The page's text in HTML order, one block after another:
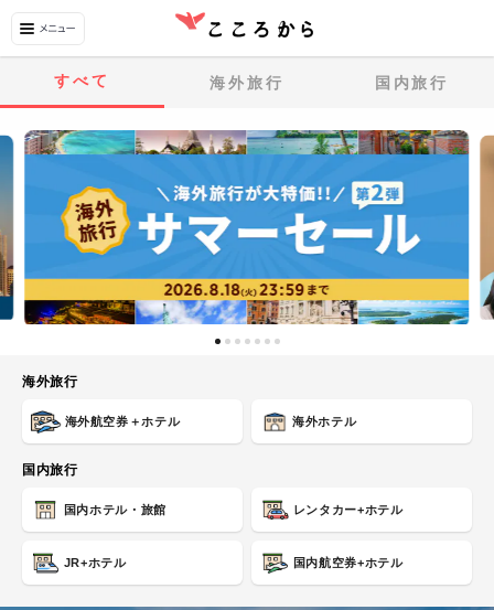
すべて 海外旅行 国内旅行
海外旅行
海外航空券＋ホテル 海外ホテル
国内旅行
国内ホテル・旅館 レンタカー+ホテル
JR+ホテル 国内航空券+ホテル